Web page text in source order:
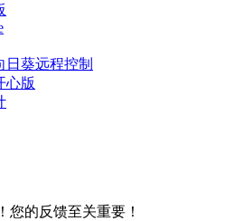
日葵远程控制
心版
您的反馈至关重要！